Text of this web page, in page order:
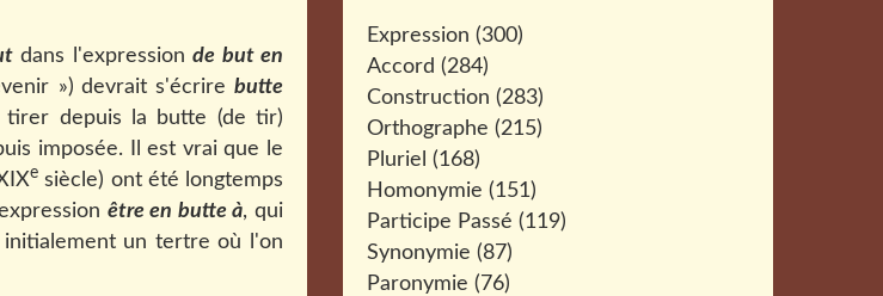
dans l'expression de but en
») devrait s'écrirebutte
depuis la butte (de tir)
imposée. Il est vrai que le
esiècle) ont été longtemps
être en butte à, qui
un tertre où l'on
Expression (300)
Accord (284)
Construction (283)
Orthographe (215)
Pluriel (168)
Homonymie (151)
Participe Passé (119)
Synonymie (87)
Paronymie (76)